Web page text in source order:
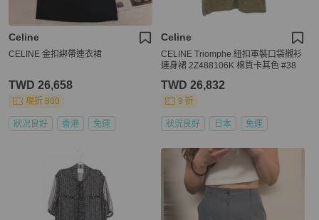
Celine
CELINE 金扣綁帶連衣裙
TWD 26,658
現折 800
狀況良好 香港 免運
Celine
CELINE Triomphe 紐扣軍裝口袋襯衫
連身裙 2Z488106K 棉質卡其色 #38
TWD 26,832
9 折
狀況良好 日本 免運